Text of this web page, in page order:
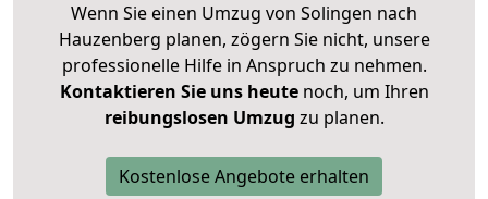
Wenn Sie einen Umzug von Solingen nach
Hauzenberg planen, zögern Sie nicht, unsere
professionelle Hilfe in Anspruch zu nehmen.
Kontaktieren Sie uns heutenoch, um Ihren
reibungslosen Umzug zu planen.
Kostenlose Angebote erhalten